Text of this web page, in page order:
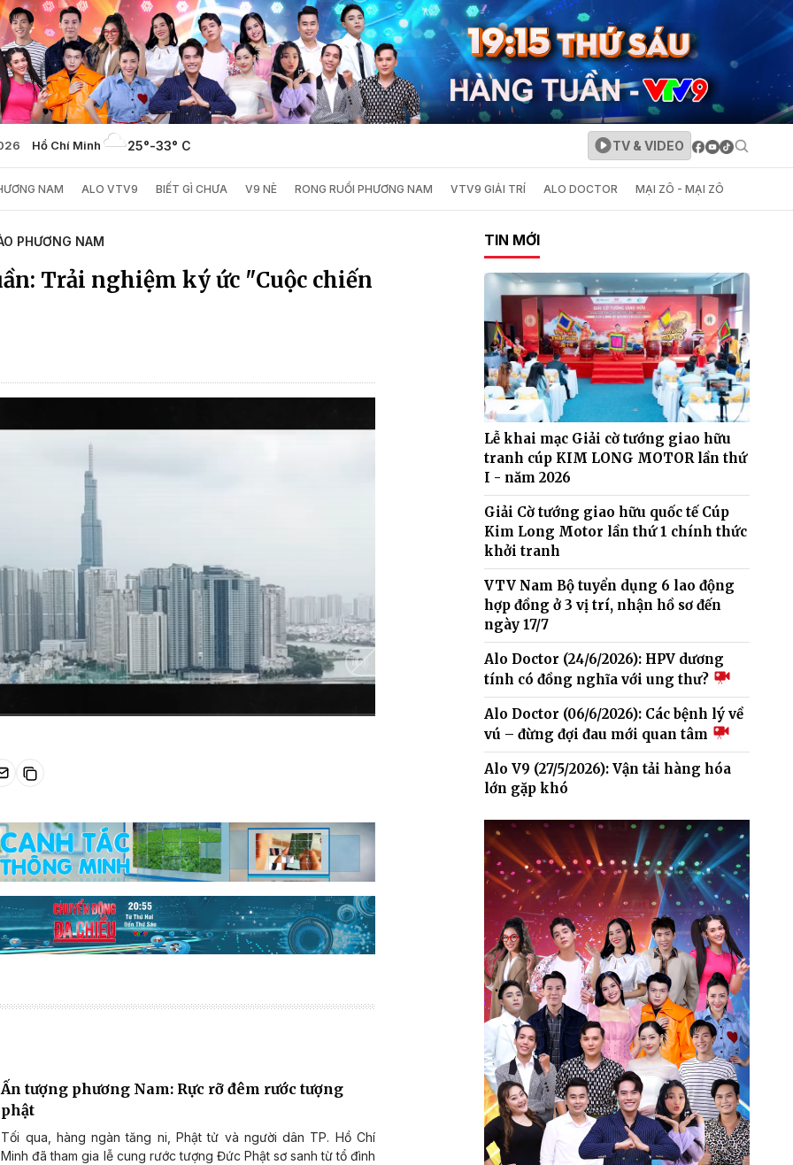
Hồ Chí Minh 25°-33° C TV & VIDEO
NAM ALO VTV9 BIẾT GÌ CHƯA V9 NÈ RONG RUỔI PHƯƠNG NAM VTV9 GIẢI TRÍ ALO DOCTOR MẠI ZÔ - MẠI ZÔ
PHƯƠNG NAM
Trải nghiệm ký ức "Cuộc chiến
Ấn tượng phương Nam: Rực rỡ đêm rước tượng
phật
Tối qua, hàng ngàn tăng ni, Phật tử và người dân TP. Hồ Chí
Minh đã tham gia lễ cung rước tượng Đức Phật sơ sanh từ tổ đình
TIN MỚI
Lễ khai mạc Giải cờ tướng giao hữu
tranh cúp KIM LONG MOTOR lần thứ
I - năm 2026
Giải Cờ tướng giao hữu quốc tế Cúp
Kim Long Motor lần thứ 1 chính thức
khởi tranh
VTV Nam Bộ tuyển dụng 6 lao động
hợp đồng ở 3 vị trí, nhận hồ sơ đến
ngày 17/7
Alo Doctor (24/6/2026): HPV dương
tính có đồng nghĩa với ung thư?
Alo Doctor (06/6/2026): Các bệnh lý về
vú – đừng đợi đau mới quan tâm
Alo V9 (27/5/2026): Vận tải hàng hóa
lớn gặp khó